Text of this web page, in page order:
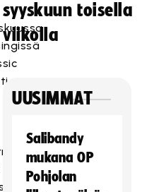
syyskuun toisella
viikolla
UUSIMMAT
Salibandy
mukana OP
Pohjolan